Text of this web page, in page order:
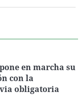
en marcha su
con la
obligatoria